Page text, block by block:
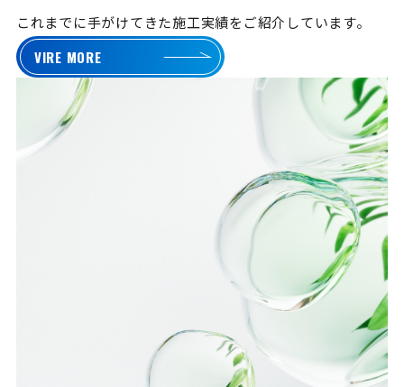
これまでに手がけてきた施工実績をご紹介しています。
VIRE MORE